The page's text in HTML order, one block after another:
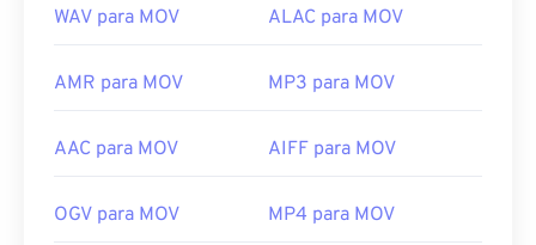
WAV para MOV ALAC para MOV
AMR para MOV MP3 para MOV
AAC para MOV AIFF para MOV
OGV para MOV MP4 para MOV